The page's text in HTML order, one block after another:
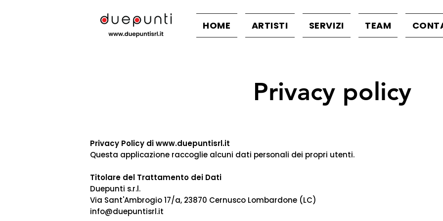
HOME ARTISTI SERVIZI TEAM
Privacy policy
Privacy Policy diwww.duepuntisrl.it
Questa applicazione raccoglie alcuni dati personali dei propri utenti.
Titolare del Trattamento dei Dati
Duepunti s.r.l.
Via Sant'Ambrogio 17/a, 23870 Cernusco Lombardone (LC)
info@duepuntisrl.it